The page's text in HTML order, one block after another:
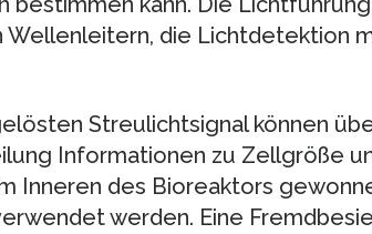
die Lichtdetektion
Streulichtsignal können
Informationen zu Zellgröße
Inneren des Bioreaktors
werden. Eine